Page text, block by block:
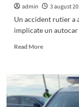
ul
admin
3 august
Un accident rutier a
implicate un
Read MoreRead
Accident
rutier
la
Eforie